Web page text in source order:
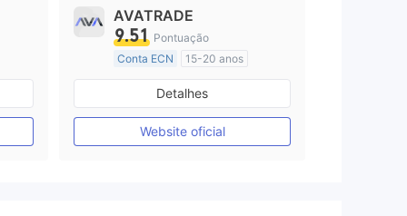
AVATRADE
9.51 Pontuação
Conta ECN
15-20 anos
Austrália Regulamento
Market Marketing (MM)
Etiqueta principal MT4
Detalhes
Website oficial